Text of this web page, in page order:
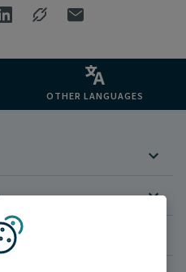
OTHER LANGUAGES
Vi använder kakor